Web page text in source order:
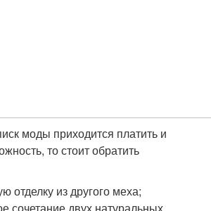
моды приходится платить и
то стоит обратить
отделку из другого меха;